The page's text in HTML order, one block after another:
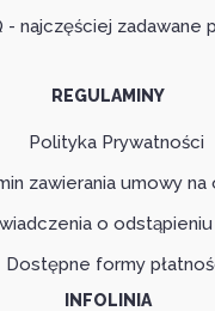
- najczęściej zadawane
REGULAMINY
Polityka Prywatności
zawierania umowy na
o
Dostępne formy
INFOLINIA